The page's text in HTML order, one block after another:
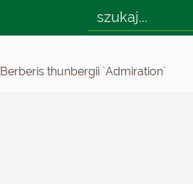
Berberis thunbergii `Admiration`